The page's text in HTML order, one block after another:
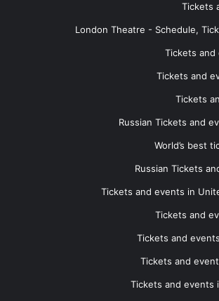
Tickets
London Theatre - Schedule,
Tickets and
Tickets and
Tickets
Russian Tickets and
World’s best
Russian Tickets
Tickets and events in
Tickets and
Tickets and
Tickets and
Tickets and events